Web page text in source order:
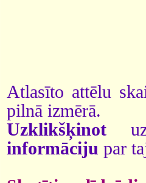
Atlasīto attēlu
pilnā izmērā.
Uzklikšķinot
informāciju par